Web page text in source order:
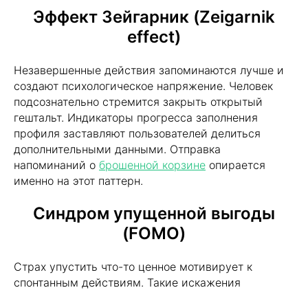
Эффект Зейгарник (Zeigarnik
effect)
Незавершенные действия запоминаются лучше и
создают психологическое напряжение. Человек
подсознательно стремится закрыть открытый
гештальт. Индикаторы прогресса заполнения
профиля заставляют пользователей делиться
дополнительными данными. Отправка
напоминаний о брошенной корзине опирается
именно на этот паттерн.
Синдром упущенной выгоды
(FOMO)
Страх упустить что-то ценное мотивирует к
спонтанным действиям. Такие искажения